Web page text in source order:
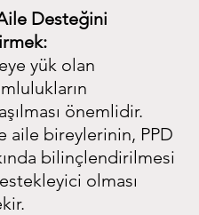
Desteğini
yük olan
önemlidir.
aile bireylerinin, PPD
bilinçlendirilmesi
olması